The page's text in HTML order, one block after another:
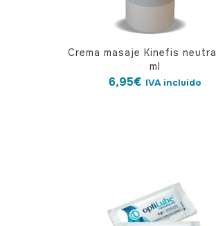
Crema masaje Kinefis
ml
6,95€ IVA incluido